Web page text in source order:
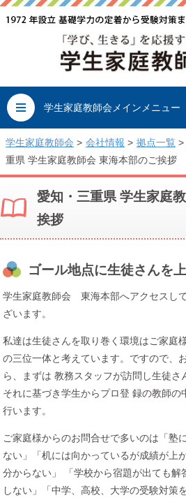
学生家庭教師会メインメニュー
学生家庭教師会 > 会社情報 > 拠点一覧 >
重県 学生家庭教師会 東海本部のご挨拶
愛知・三重県 学生家庭
挨拶
ゴール地点に生徒さんを
学生家庭教師会 東海本部へアクセスし
ざいます。
私達は生徒さんを取り巻く環境はご家庭
の三位一体と考えています。ですので、
ら、まずは 教務スタッフが訪問し生徒さ
それに基づき学生からプロ登 録の教師の
行います。
ご家庭様からのお問合せで多いのは「塾
ない」「机には向かっているが成績が上
分からない」 「学校から宿題が出ても解
しない」「中学、高校、大学の受験対策